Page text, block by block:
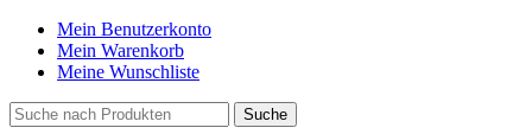
Mein Benutzerkonto
Mein Warenkorb
Meine Wunschliste
Suche